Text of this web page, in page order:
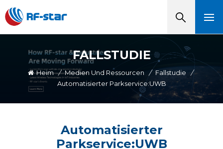
FALLSTUDIE
Heim / Medien Und Ressourcen / Fallstudie
/
Automatisierter Parkservice:UWB
Automatisierter
Parkservice:UWB